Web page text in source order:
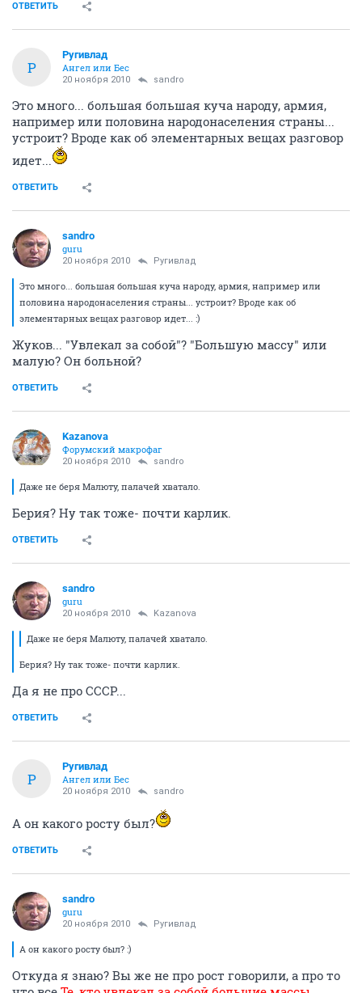
ОТВЕТИТЬ
Р
Ругивлад
Ангел или Бес
20 ноября 2010 sandro
Это много... большая большая куча народу, армия,
например или половина народонаселения страны...
устроит? Вроде как об элементарных вещах разговор
идет...
ОТВЕТИТЬ
sandro
guru
20 ноября 2010 Ругивлад
Это много... большая большая куча народу, армия, например или
половина народонаселения страны... устроит? Вроде как об
элементарных вещах разговор идет... :)
Жуков... "Увлекал за собой"? "Большую массу" или
малую? Он больной?
ОТВЕТИТЬ
Kazanova
Форумский макрофаг
20 ноября 2010 sandro
Даже не беря Малюту, палачей хватало.
Берия? Ну так тоже- почти карлик.
ОТВЕТИТЬ
sandro
guru
20 ноября 2010 Kazanova
Даже не беря Малюту, палачей хватало.
Берия? Ну так тоже- почти карлик.
Да я не про СССР...
ОТВЕТИТЬ
Р
Ругивлад
Ангел или Бес
20 ноября 2010 sandro
А он какого росту был?
ОТВЕТИТЬ
sandro
guru
20 ноября 2010 Ругивлад
А он какого росту был? :)
Откуда я знаю? Вы же не про рост говорили, а про то